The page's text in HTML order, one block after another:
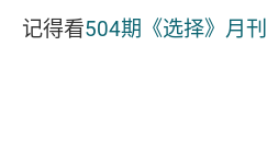
记得看504期《选择》月刊